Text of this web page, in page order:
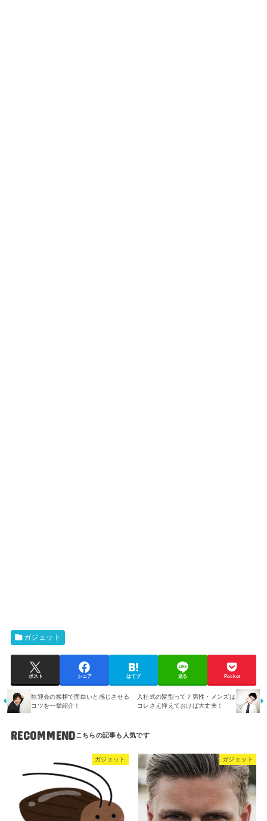
ガジェット
ポスト シェア はてブ 送る Pocket
歓迎会の挨拶で面白いと感じさせる
コツを一挙紹介！
入社式の髪型って？男性・メンズは
コレさえ抑えておけば大丈夫！
RECOMMEND
ガジェット ガジェット